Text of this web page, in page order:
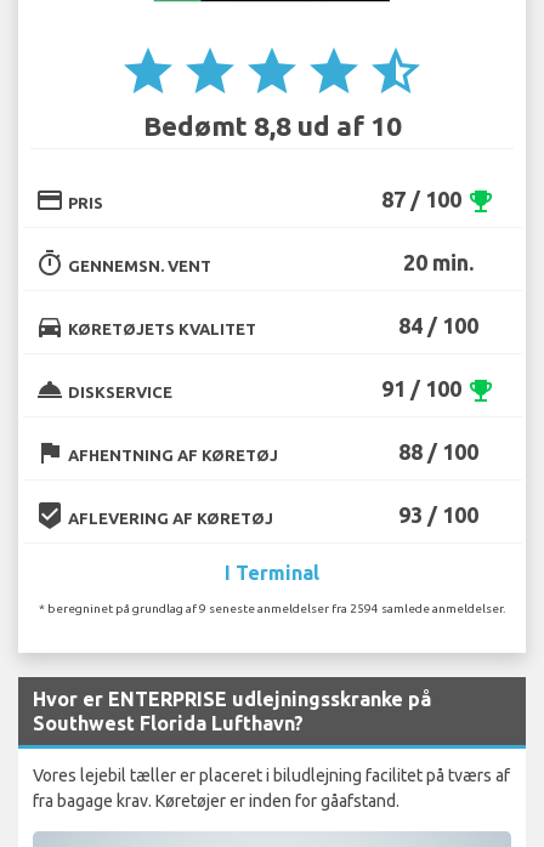
star star star star star_half
Bedømt 8,8 ud af 10
credit_card PRIS 87 / 100 emoji_events
timer GENNEMSN. VENT 20 min.
directions_car KØRETØJETS KVALITET 84 / 100
room_service DISKSERVICE 91 / 100 emoji_events
flag AFHENTNING AF KØRETØJ 88 / 100
beenhere AFLEVERING AF KØRETØJ 93 / 100
I Terminal
* beregninet på grundlag af 9 seneste anmeldelser fra 2594 samlede anmeldelser.
Hvor er ENTERPRISE udlejningsskranke på
Southwest Florida Lufthavn?
Vores lejebil tæller er placeret i biludlejning facilitet på tværs af
fra bagage krav. Køretøjer er inden for gåafstand.